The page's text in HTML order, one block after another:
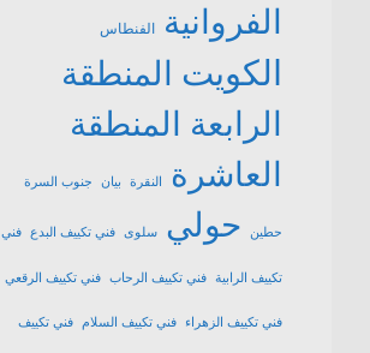
الفروانية الفنطاس
الكويت المنطقة
الرابعة المنطقة
العاشرة
النقرة بيان جنوب السرة
حطين حولي سلوى فني تكييف البدع فني
تكييف الرابية فني تكييف الرحاب فني تكييف الرقعي
فني تكييف الزهراء فني تكييف السلام فني تكييف